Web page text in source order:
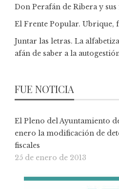
Don Perafán de Ribera y
El Frente Popular. Ubrique,
Juntar las letras. La
afán de saber a la
FUE NOTICIA
El Pleno del Ayuntamiento
enero la modificación de
fiscales
25 de enero de 2013